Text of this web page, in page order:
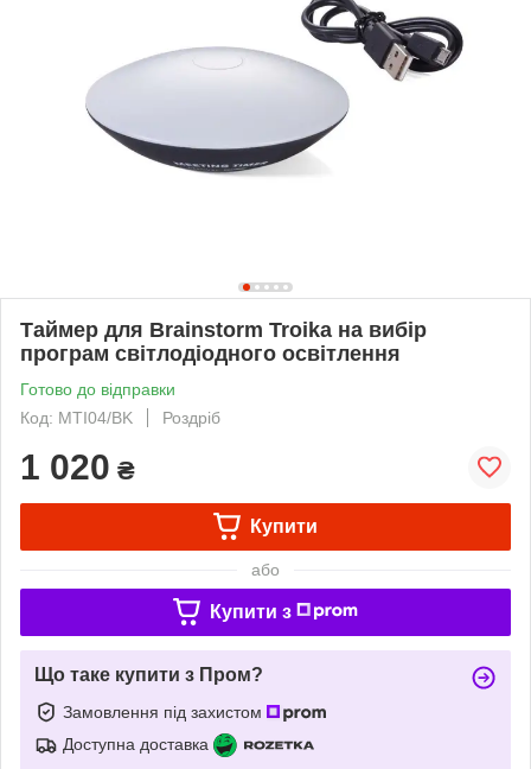
Таймер для Brainstorm Troika на вибір
програм світлодіодного освітлення
Готово до відправки
Код: MTI04/BK
Роздріб
1 020 ₴
Купити
або
Купити з
Що таке купити з Пром?
Замовлення під захистом
Доступна доставка